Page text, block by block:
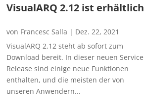
VisualARQ 2.12 ist erhältlich
von Francesc Salla | Dez. 22, 2021
VisualARQ 2.12 steht ab sofort zum
Download bereit. In dieser neuen Service
Release sind einige neue Funktionen
enthalten, und die meisten der von
unseren Anwendern...